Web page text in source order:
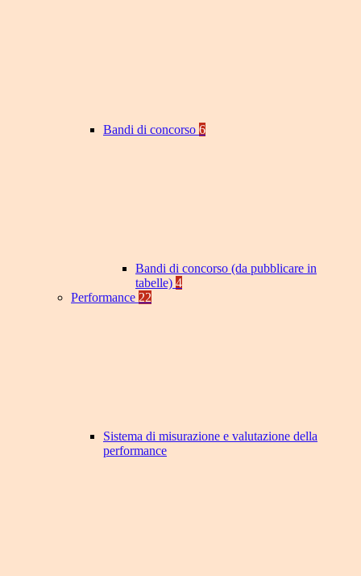
Bandi di concorso 6
Bandi di concorso (da pubblicare in
tabelle) 4
Performance 22
Sistema di misurazione e valutazione della
performance